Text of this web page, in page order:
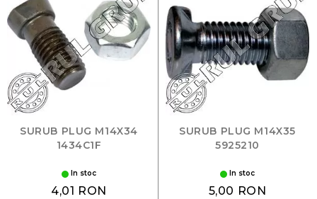
SURUB PLUG M14X34
1434C1F
In stoc
4,01 RON
SURUB PLUG M14X35
5925210
In stoc
5,00 RON